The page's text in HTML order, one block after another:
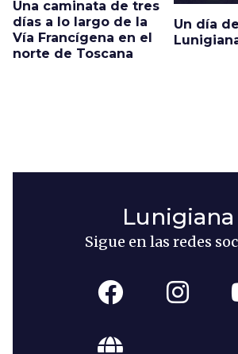
Una caminata de tres
días a lo largo de la
Vía Francígena en el
norte de Toscana
Un día
Lunigiana
Sigue en las redes